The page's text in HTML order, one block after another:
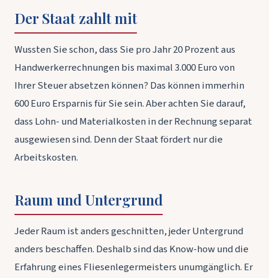
Der Staat zahlt mit
Wussten Sie schon, dass Sie pro Jahr 20 Prozent aus
Handwerkerrechnungen bis maximal 3.000 Euro von
Ihrer Steuer absetzen können? Das können immerhin
600 Euro Ersparnis für Sie sein. Aber achten Sie darauf,
dass Lohn- und Materialkosten in der Rechnung separat
ausgewiesen sind. Denn der Staat fördert nur die
Arbeitskosten.
Raum und Untergrund
Jeder Raum ist anders geschnitten, jeder Untergrund
anders beschaffen. Deshalb sind das Know-how und die
Erfahrung eines Fliesenlegermeisters unumgänglich. Er